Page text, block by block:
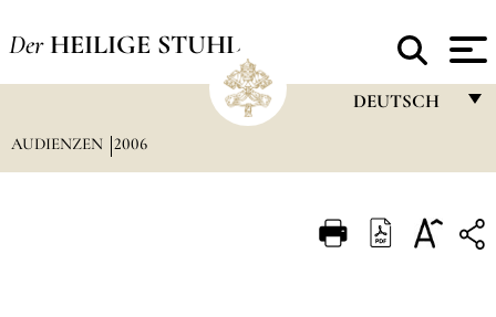
Der HEILIGE STUHL
DEUTSCH
ITALIANO
AUDIENZEN 2006